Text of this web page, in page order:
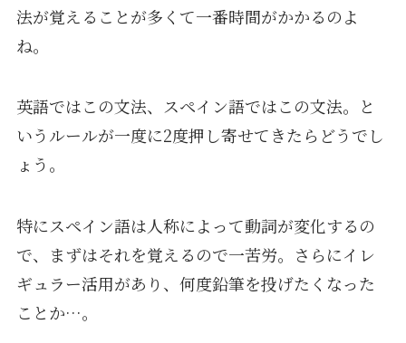
法が覚えることが多くて一番時間がかかるのよ
ね。
英語ではこの文法、スペイン語ではこの文法。と
いうルールが一度に2度押し寄せてきたらどうでし
ょう。
特にスペイン語は人称によって動詞が変化するの
で、まずはそれを覚えるので一苦労。さらにイレ
ギュラー活用があり、何度鉛筆を投げたくなった
ことか…。